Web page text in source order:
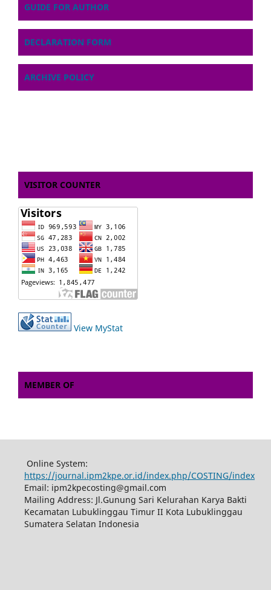
GUIDE FOR AUTHOR
DECLARATION FORM
ARCHIVE POLICY
VISITOR COUNTER
View MyStat
MEMBER OF
Online System:
https://journal.ipm2kpe.or.id/index.php/COSTING/index
Email: ipm2kpecosting@gmail.com
Mailing Address: Jl.Gunung Sari Kelurahan Karya Bakti
Kecamatan Lubuklinggau Timur II Kota Lubuklinggau
Sumatera Selatan Indonesia